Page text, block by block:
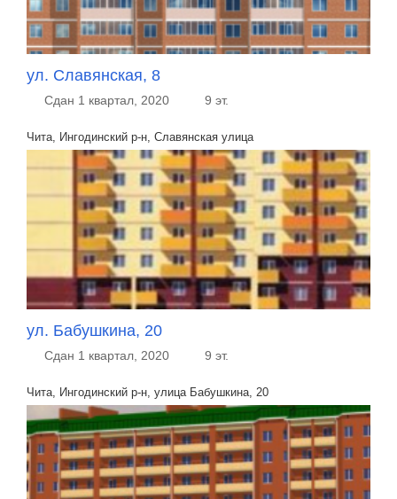
ул. Славянская, 8
Сдан 1 квартал, 2020 9 эт.
Чита, Ингодинский р-н, Славянская улица
ул. Бабушкина, 20
Сдан 1 квартал, 2020 9 эт.
Чита, Ингодинский р-н, улица Бабушкина, 20